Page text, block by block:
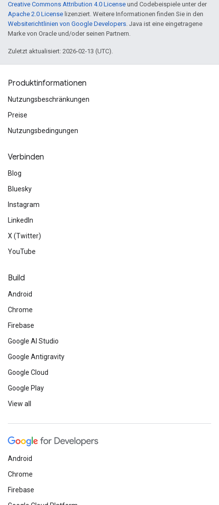
Creative Commons Attribution 4.0 License und Codebeispiele unter der
Apache 2.0 License lizenziert. Weitere Informationen finden Sie in den
Websiterichtlinien von Google Developers. Java ist eine eingetragene
Marke von Oracle und/oder seinen Partnern.
Zuletzt aktualisiert: 2026-02-13 (UTC).
Produktinformationen
Nutzungsbeschränkungen
Preise
Nutzungsbedingungen
Verbinden
Blog
Bluesky
Instagram
LinkedIn
X (Twitter)
YouTube
Build
Android
Chrome
Firebase
Google AI Studio
Google Antigravity
Google Cloud
Google Play
View all
Android
Chrome
Firebase